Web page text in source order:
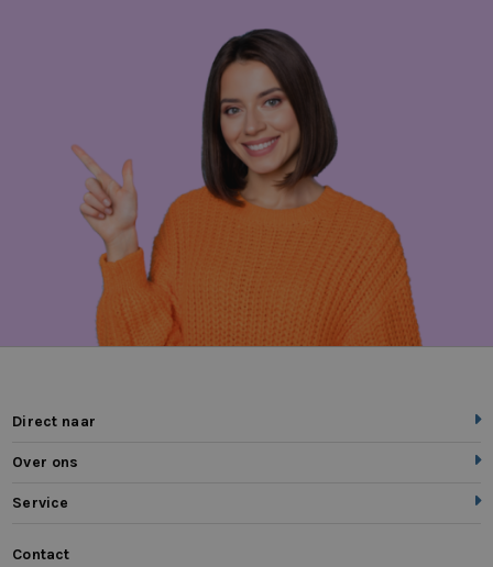
Direct naar
Over ons
Service
Contact